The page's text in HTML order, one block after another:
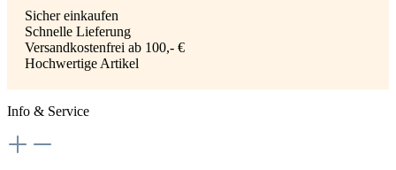
Sicher einkaufen
Schnelle Lieferung
Versandkostenfrei ab 100,- €
Hochwertige Artikel
Info & Service